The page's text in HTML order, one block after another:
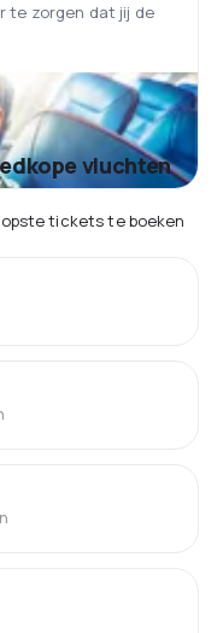
te zorgen dat jij de
vluchten
tickets te boeken